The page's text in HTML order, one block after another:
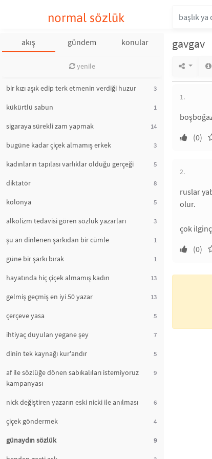
normal sözlük
akış gündem konular
yenile
bir kızı aşık edip terk etmenin verdiği huzur 3
kükürtlü sabun 1
sigaraya sürekli zam yapmak 14
bugüne kadar çiçek almamış erkek 3
kadınların tapılası varlıklar olduğu gerçeği 5
diktatör 8
kolonya 5
alkolizm tedavisi gören sözlük yazarları 3
şu an dinlenen şarkıdan bir cümle 1
güne bir şarkı bırak 1
hayatında hiç çiçek almamış kadın 13
gelmiş geçmiş en iyi 50 yazar 13
çerçeve yasa 5
ihtiyaç duyulan yegane şey 7
dinin tek kaynağı kur'andır 5
af ile sözlüğe dönen sabıkalıları istemiyoruz
kampanyası
9
nick değiştiren yazarın eski nicki ile anılması 6
çiçek göndermek 4
günaydın sözlük 9
gavgav
1.
(0)
2.
ruslar
olur.
çok
(0)